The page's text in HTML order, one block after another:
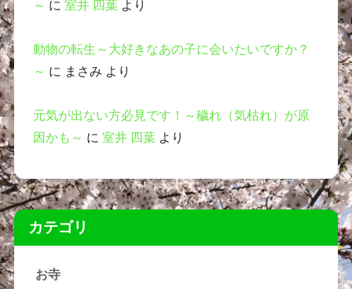
～ に 室井 四葉より
動物の転生～大好きなあの子に会いたいですか？
～ に まさみ より
元気が出ない方必見です！～穢れ（気枯れ）が原
因かも～ に 室井 四葉より
カテゴリ
お寺